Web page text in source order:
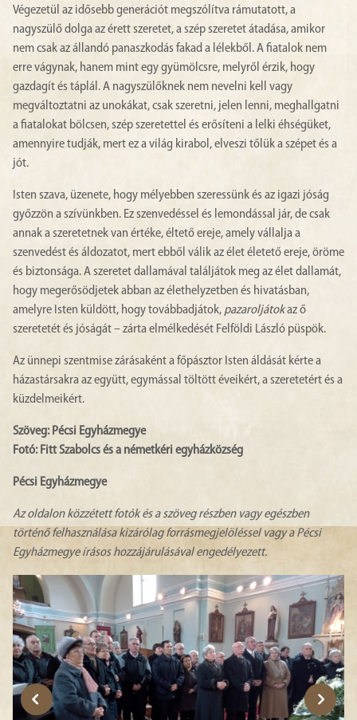
Végezetül az idősebb generációt megszólítva rámutatott, a
nagyszülő dolga az érett szeretet, a szép szeretet átadása, amikor
nem csak az állandó panaszkodás fakad a lélekből. A fiatalok nem
erre vágynak, hanem mint egy gyümölcsre, melyről érzik, hogy
gazdagít és táplál. A nagyszülőknek nem nevelni kell vagy
megváltoztatni az unokákat, csak szeretni, jelen lenni, meghallgatni
a fiatalokat bölcsen, szép szeretettel és erősíteni a lelki éhségüket,
amennyire tudják, mert ez a világ kirabol, elveszi tőlük a szépet és a
jót.
Isten szava, üzenete, hogy mélyebben szeressünk és az igazi jóság
győzzön a szívünkben. Ez szenvedéssel és lemondással jár, de csak
annak a szeretetnek van értéke, éltető ereje, amely vállalja a
szenvedést és áldozatot, mert ebből válik az élet életető ereje, öröme
és biztonsága. A szeretet dallamával találjátok meg az élet dallamát,
hogy megerősödjetek abban az élethelyzetben és hivatásban,
amelyre Isten küldött, hogy továbbadjátok, pazaroljátokaz ő
szeretetét és jóságát – zárta elmélkedését Felföldi László püspök.
Az ünnepi szentmise zárásaként a főpásztor Isten áldását kérte a
házastársakra az együtt, egymással töltött éveikért, a szeretetért és a
küzdelmeikért.
Szöveg: Pécsi Egyházmegye
Fotó: Fitt Szabolcs és a németkéri egyházközség
Pécsi Egyházmegye
Az oldalon közzétett fotók és a szöveg részben vagy egészben
történő felhasználása kizárólag forrásmegjelöléssel vagy a Pécsi
Egyházmegye írásos hozzájárulásával engedélyezett.